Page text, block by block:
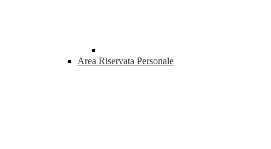
Area Riservata Personale